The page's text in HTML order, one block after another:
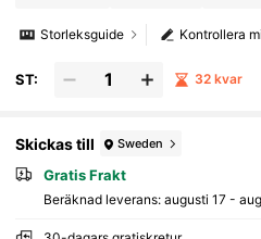
Kontrollera
Storleksguide
ST: 32 kvar
Skickas till Sweden
Gratis Frakt
Beräknad leverans: augusti 17 -